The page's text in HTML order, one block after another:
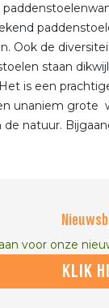
Ook de
staan
is een
unaniem grote
natuur.
voor onze
KLIK